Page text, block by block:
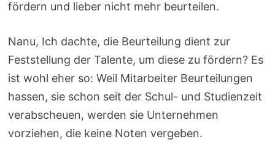
fördern und lieber nicht mehr beurteilen.
Nanu, Ich dachte, die Beurteilung dient zur
Feststellung der Talente, um diese zu fördern? Es
ist wohl eher so: Weil Mitarbeiter Beurteilungen
hassen, sie schon seit der Schul- und Studienzeit
verabscheuen, werden sie Unternehmen
vorziehen, die keine Noten vergeben.